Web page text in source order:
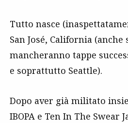
Tutto nasce
San José, California (anche
mancheranno tappe
e soprattutto Seattle).
Dopo aver già militato
IBOPA e Ten In The Swear